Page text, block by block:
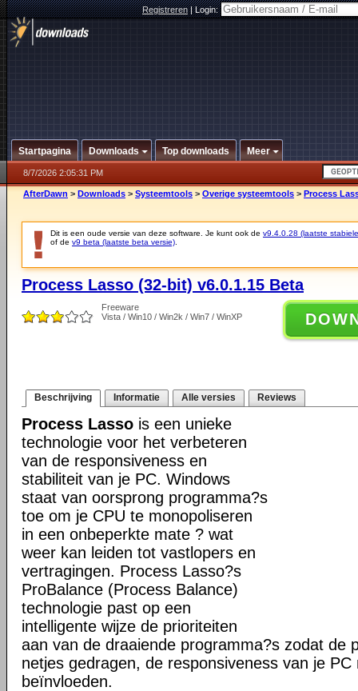
Registreren|Login:
Startpagina Downloads Top downloads Meer
8/7/2026 2:05:31 PM
AfterDawn > Downloads > Systeemtools > Overige systeemtools > Process
Dit is een oude versie van deze software. Je kunt ook de v9.4.0.28 (laatste
of de v9 beta (laatste beta versie)
Process Lasso (32-bit) v6.0.1.15 Beta
Freeware
Vista / Win10 / Win2k / Win7 / WinXP
Beschrijving Informatie Alle versies Reviews
Process Lasso is een unieke
technologie voor het verbeteren
van de responsiveness en
stabiliteit van je PC. Windows
staat van oorsprong programma?s
toe om je CPU te monopoliseren
in een onbeperkte mate ? wat
weer kan leiden tot vastlopers en
vertragingen. Process Lasso?s
ProBalance (Process Balance)
technologie past op een
intelligente wijze de prioriteiten
aan van de draaiende programma?s zodat de
netjes gedragen, de responsiveness van je PC
beïnvloeden.